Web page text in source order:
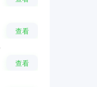
查看
查看